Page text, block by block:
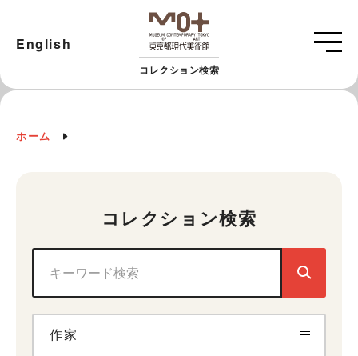
コレクション検索
English
ホーム
コレクション検索
作家